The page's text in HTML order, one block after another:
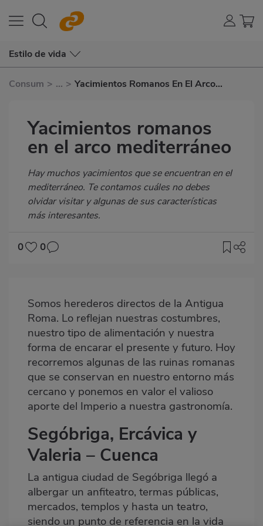
Estilo de vida
Consum > ... > Yacimientos Romanos En El Arco
Yacimientos romanos
en el arco mediterráneo
Subtítulo
Hay muchos yacimientos que se encuentran en el
mediterráneo. Te contamos cuáles no debes
olvidar visitar y algunas de sus características
más interesantes.
0
0
Body
Somos herederos directos de la Antigua
Roma. Lo reflejan nuestras costumbres,
nuestro tipo de alimentación y nuestra
forma de encarar el presente y futuro. Hoy
recorremos algunas de las ruinas romanas
que se conservan en nuestro entorno más
cercano y ponemos en valor el valioso
aporte del Imperio a nuestra gastronomía.
Segóbriga, Ercávica y
Valeria – Cuenca
La antigua ciudad de Segóbriga llegó a
albergar un anfiteatro, termas públicas,
mercados, templos y hasta un teatro,
siendo un punto de referencia en la vida